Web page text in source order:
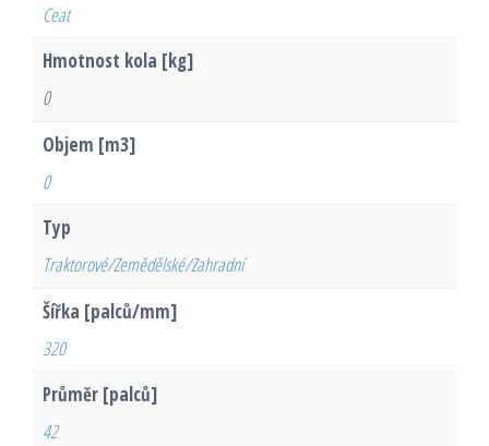
Ceat
Hmotnost kola [kg]
0
Objem [m3]
0
Typ
Traktorové/Zemědělské/Zahradní
Šířka [palců/mm]
320
Průměr [palců]
42